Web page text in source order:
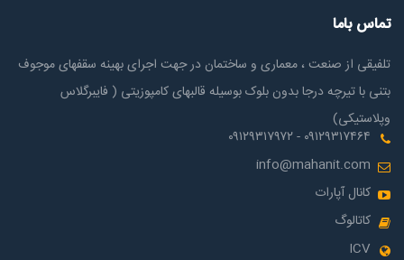
تماس باما
تلفیقی از صنعت ، معماری و ساختمان در جهت اجرای بهینه سقفهای موجوف
بتنی با تیرچه درجا بدون بلوک بوسیله قالبهای کامپوزیتی ( فایبرگلاس
وپلاستیکی)
۰۹۱۲۹۳۱۷۴۶۴ - ۰۹۱۲۹۳۱۷۹۷۲
info@mahanit.com
کانال آپارات
کاتالوگ
ICV